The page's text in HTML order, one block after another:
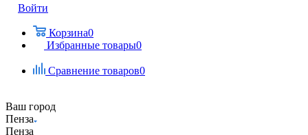
Войти
Корзина0
Избранные товары0
Сравнение товаров0
Ваш город
Пенза
Пенза